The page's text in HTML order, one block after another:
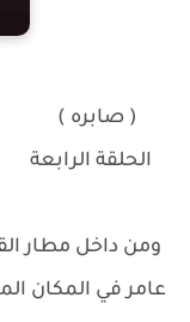
( صابره )
الحلقة الرابعة
ومن داخل مطار
عامر في المكان